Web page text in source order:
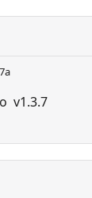
v1.3.7